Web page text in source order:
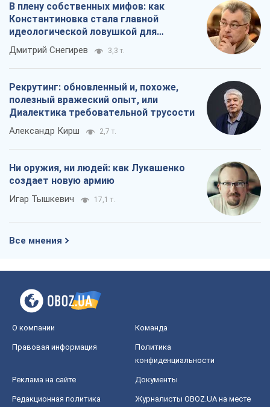
В плену собственных мифов: как
Константиновка стала главной
идеологической ловушкой для
российских оккупантов
Дмитрий Снегирев 3,3 т.
Рекрутинг: обновленный и, похоже,
полезный вражеский опыт, или
Диалектика требовательной трусости
Александр Кирш 2,7 т.
Ни оружия, ни людей: как Лукашенко
создает новую армию
Игар Тышкевич 17,1 т.
Все мнения
О компании Команда
Правовая информация
Политика
конфиденциальности
Реклама на сайте Документы
Редакционная политика
Журналисты OBOZ.UA на месте